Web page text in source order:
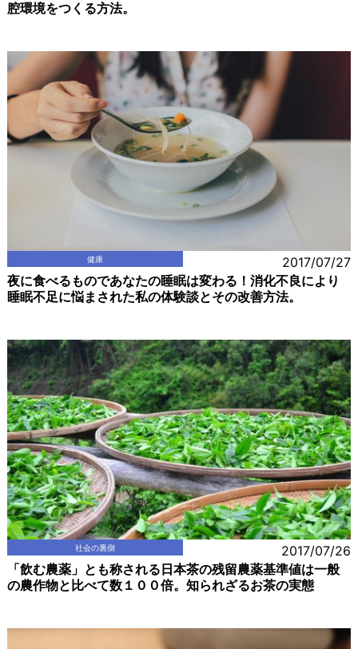
腔環境をつくる方法。
健康 2017/07/27
夜に食べるものであなたの睡眠は変わる！消化不良により
睡眠不足に悩まされた私の体験談とその改善方法。
社会の裏側 2017/07/26
「飲む農薬」とも称される日本茶の残留農薬基準値は一般
の農作物と比べて数１００倍。知られざるお茶の実態